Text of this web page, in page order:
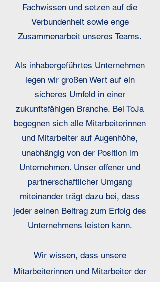
Fachwissen und setzen auf die
Verbundenheit sowie enge
Zusammenarbeit unseres Teams.
Als inhabergeführtes Unternehmen
legen wir großen Wert auf ein
sicheres Umfeld in einer
zukunftsfähigen Branche. Bei ToJa
begegnen sich alle Mitarbeiterinnen
und Mitarbeiter auf Augenhöhe,
unabhängig von der Position im
Unternehmen. Unser offener und
partnerschaftlicher Umgang
miteinander trägt dazu bei, dass
jeder seinen Beitrag zum Erfolg des
Unternehmens leisten kann.
Wir wissen, dass unsere
Mitarbeiterinnen und Mitarbeiter der